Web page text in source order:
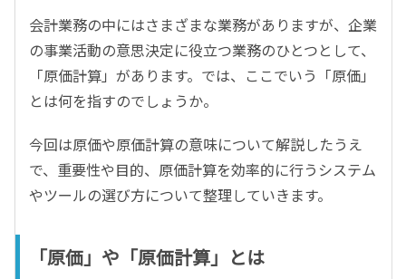
CRM／営業支援／Eコマース
DX（2025年の崖）／クラウドコンピューティング
データ分析／BI
ガバナンス／リスク管理
BPR／業務改善
会計業務の中にはさまざまな業務がありますが、企業
の事業活動の意思決定に役立つ業務のひとつとして、
「原価計算」があります。では、ここでいう「原価」
とは何を指すのでしょうか。
今回は原価や原価計算の意味について解説したうえ
で、重要性や目的、原価計算を効率的に行うシステム
やツールの選び方について整理していきます。
「原価」や「原価計算」とは